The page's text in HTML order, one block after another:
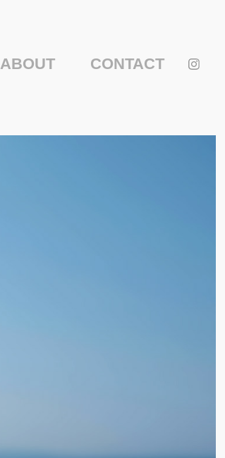
ABOUT CONTACT